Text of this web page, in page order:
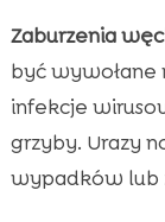
Zaburzenia
być wywołane
infekcje
grzyby. Urazy
wypadków lub